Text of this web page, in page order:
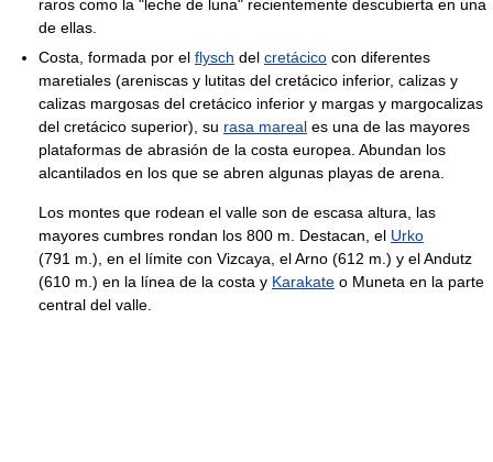
raros como la "leche de luna" recientemente descubierta en una
de ellas.
Costa, formada por el flysch del cretácico con diferentes
maretiales (areniscas y lutitas del cretácico inferior, calizas y
calizas margosas del cretácico inferior y margas y margocalizas
del cretácico superior), su rasa mareal es una de las mayores
plataformas de abrasión de la costa europea. Abundan los
alcantilados en los que se abren algunas playas de arena.
Los montes que rodean el valle son de escasa altura, las
mayores cumbres rondan los 800 m. Destacan, el Urko
(791 m.), en el límite con Vizcaya, el Arno (612 m.) y el Andutz
(610 m.) en la línea de la costa y Karakate o Muneta en la parte
central del valle.